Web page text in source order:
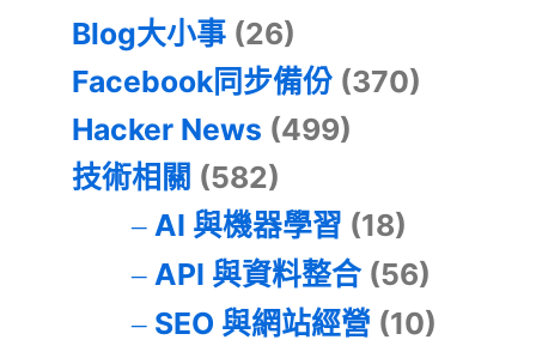
Blog大小事 (26)
Facebook同步備份 (370)
Hacker News (499)
技術相關 (582)
AI 與機器學習 (18)
API 與資料整合(56)
SEO 與網站經營 (10)